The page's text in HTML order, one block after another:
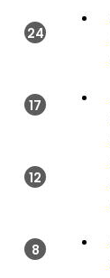
24
17
12
8